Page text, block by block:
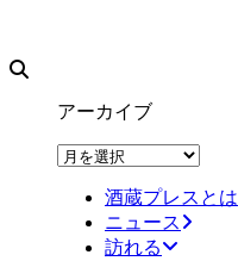
アーカイブ
ア
酒蔵プレスとは
ニュース
訪れる